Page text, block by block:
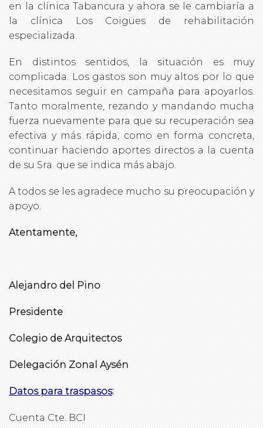
en la clínica Tabancura y ahora se le cambiaría a
la clínica Los Coigües de rehabilitación
especializada.
En distintos sentidos, la situación es muy
complicada. Los gastos son muy altos por lo que
necesitamos seguir en campaña para apoyarlos.
Tanto moralmente, rezando y mandando mucha
fuerza nuevamente para que su recuperación sea
efectiva y más rápida, como en forma concreta,
continuar haciendo aportes directos a la cuenta
de su Sra. que se indica más abajo.
A todos se les agradece mucho su preocupación y
apoyo.
Atentamente,
Alejandro del Pino
Presidente
Colegio de Arquitectos
Delegación Zonal Aysén
Datos para traspasos:
Cuenta Cte. BCI